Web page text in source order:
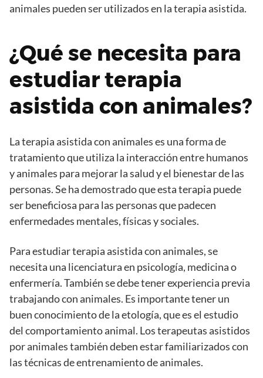
animales pueden ser utilizados en la terapia asistida.
¿Qué se necesita para
estudiar terapia
asistida con animales?
La terapia asistida con animales es una forma de
tratamiento que utiliza la interacción entre humanos
y animales para mejorar la salud y el bienestar de las
personas. Se ha demostrado que esta terapia puede
ser beneficiosa para las personas que padecen
enfermedades mentales, físicas y sociales.
Para estudiar terapia asistida con animales, se
necesita una licenciatura en psicología, medicina o
enfermería. También se debe tener experiencia previa
trabajando con animales. Es importante tener un
buen conocimiento de la etología, que es el estudio
del comportamiento animal. Los terapeutas asistidos
por animales también deben estar familiarizados con
las técnicas de entrenamiento de animales.